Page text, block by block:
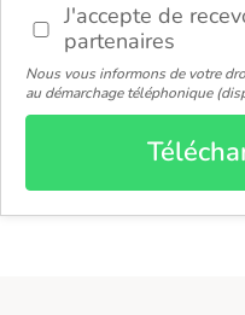
J'accepte de
partenaires
Nous vous informons de votre
au démarchage téléphonique